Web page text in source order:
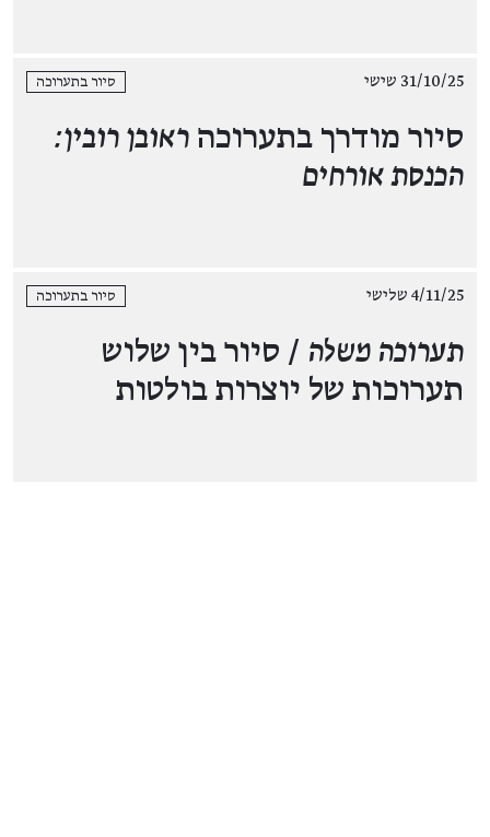
31/10/25 שישי סיור בתערוכה
סיור מודרך בתערוכה ראובן רובין:
הכנסת אורחים
4/11/25 שלישי סיור בתערוכה
תערוכה משלה / סיור בין שלוש
תערוכות של יוצרות בולטות